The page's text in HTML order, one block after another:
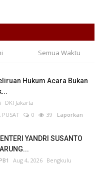
Semua Waktu
Hukum Acara Bukan
DKI Jakarta
PUSAT
0 39 Laporkan
YANDRI SUSANTO
Aug 4, 2026 Bengkulu